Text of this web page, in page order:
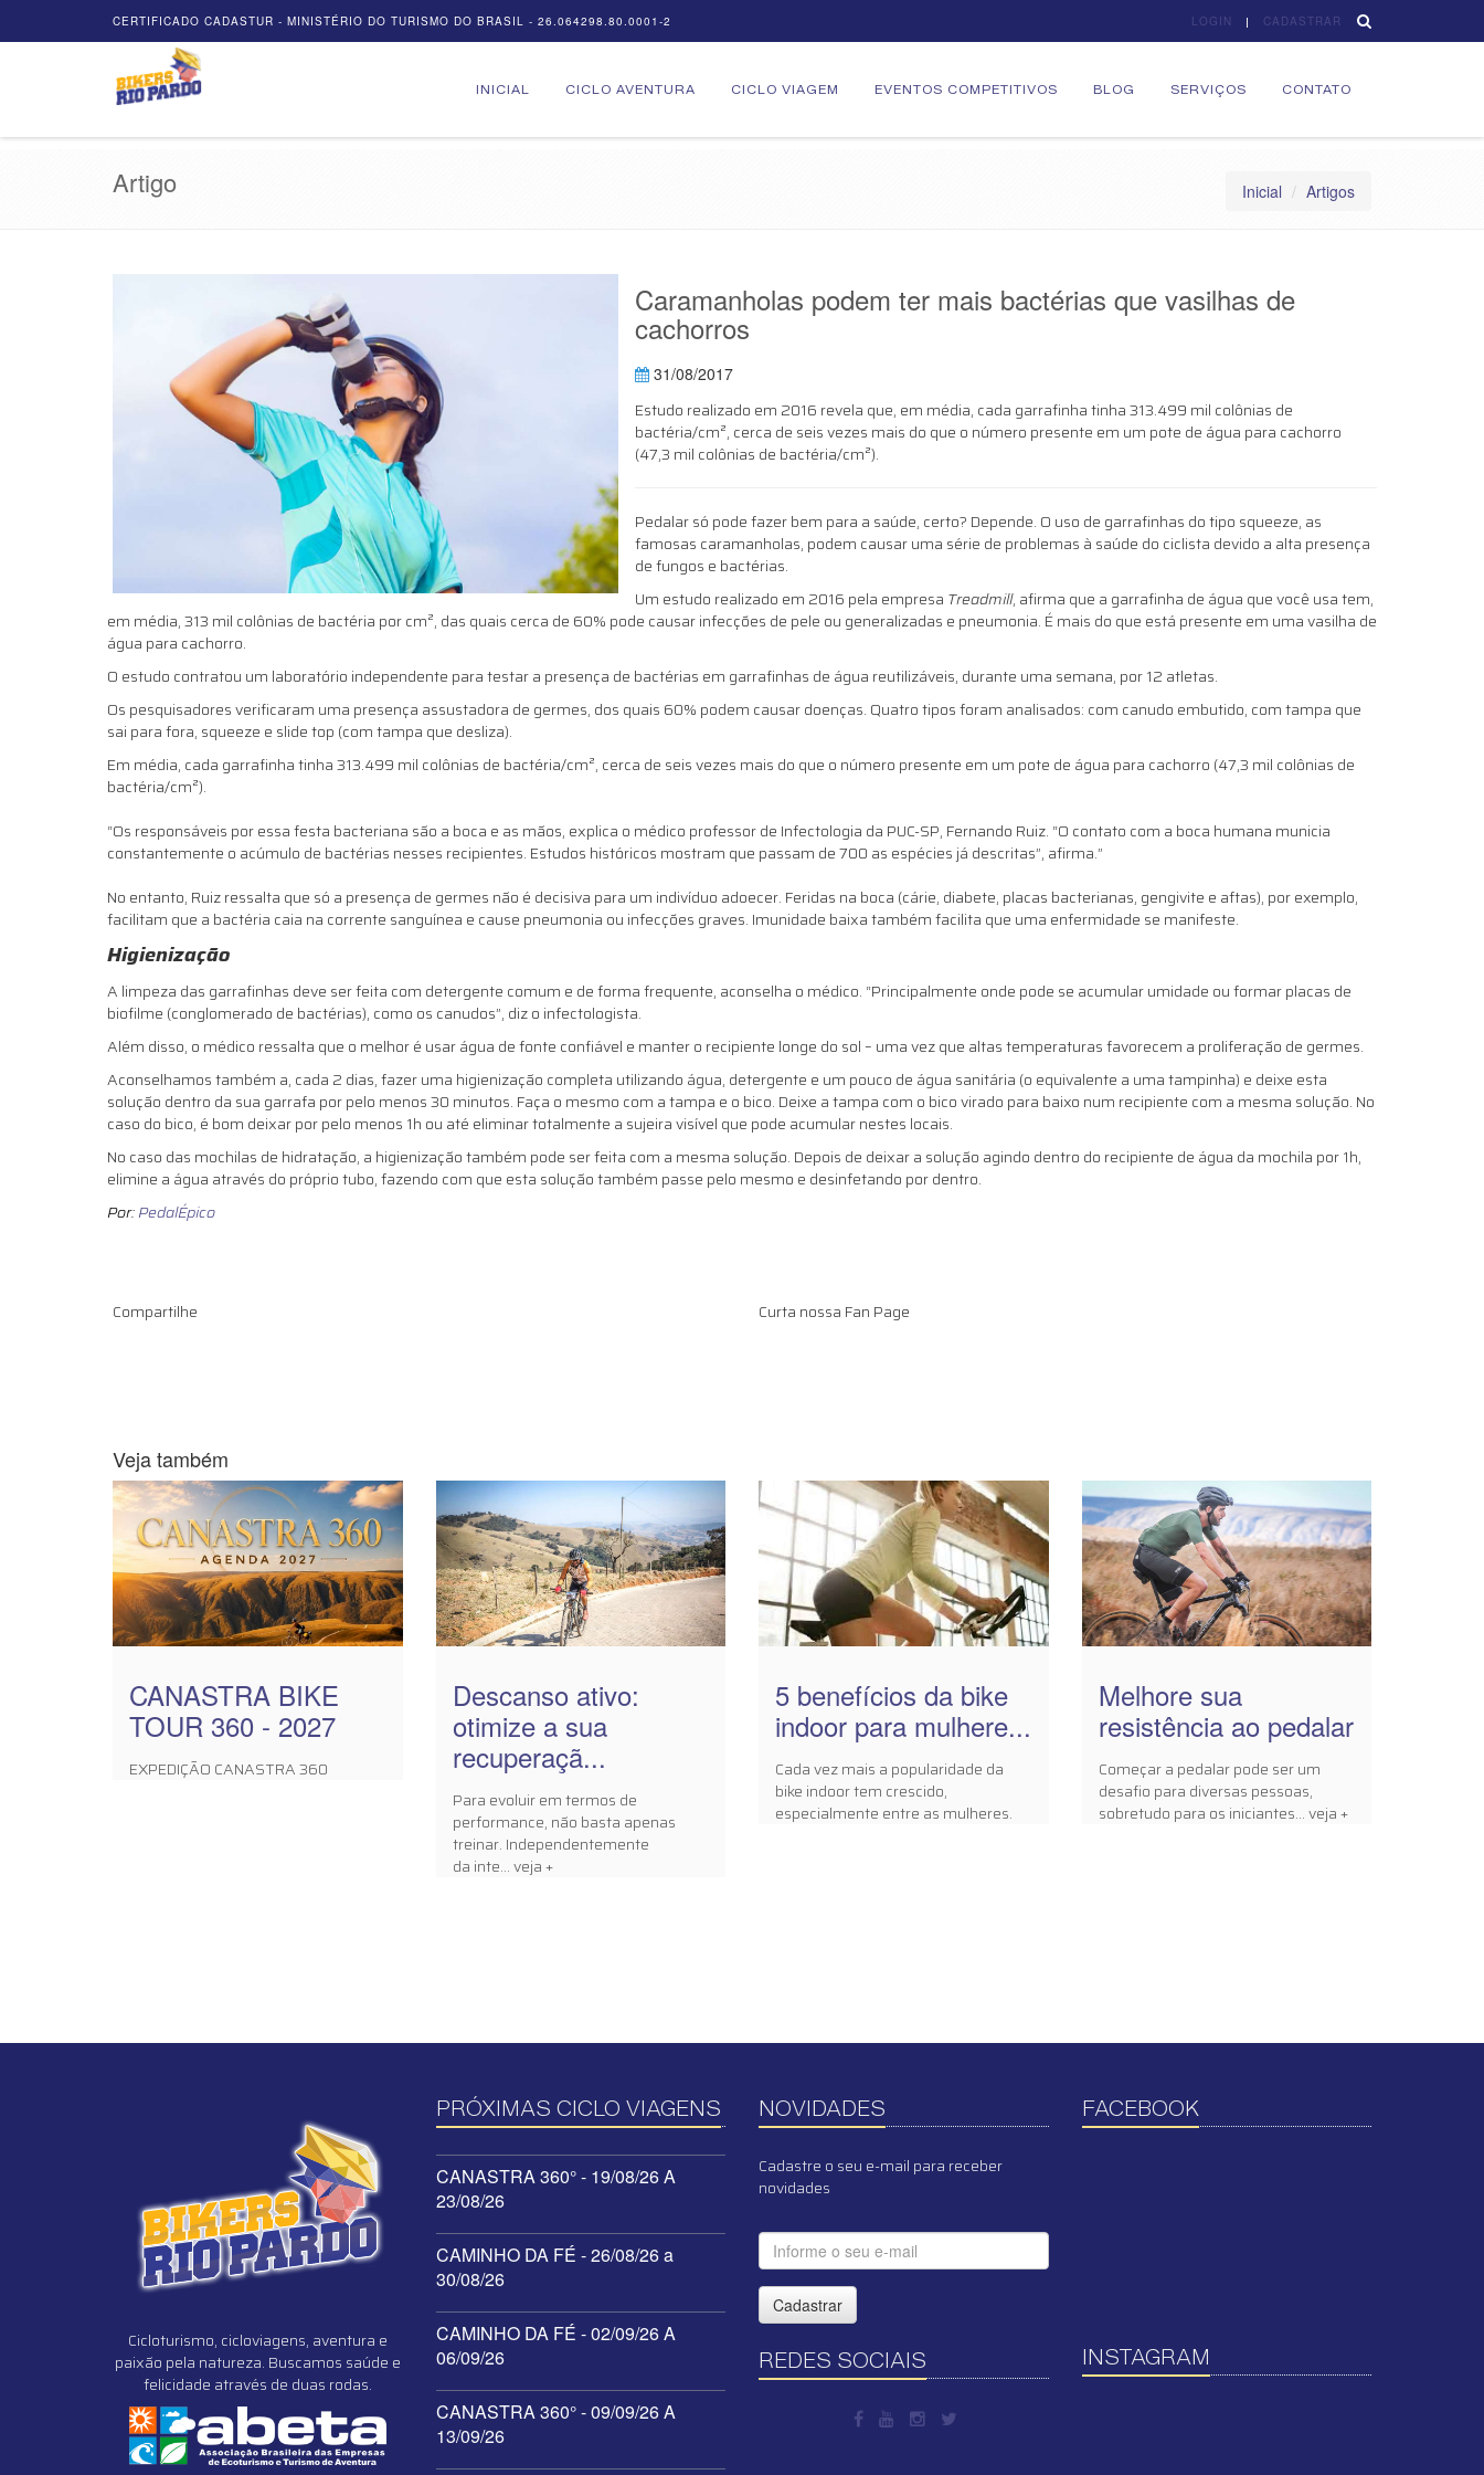
CERTIFICADO CADASTUR - MINISTÉRIO DO TURISMO DO BRASIL - 26.064298.80.0001-2 LOGIN CADASTRAR
INICIAL CICLO AVENTURA CICLO VIAGEM EVENTOS COMPETITIVOS BLOG SERVIÇOS CONTATO
Artigo Inicial Artigos
Caramanholas podem ter mais bactérias que vasilhas de
cachorros
31/08/2017
Estudo realizado em 2016 revela que, em média, cada garrafinha tinha 313.499 mil colônias de
bactéria/cm², cerca de seis vezes mais do que o número presente em um pote de água para cachorro
(47,3 mil colônias de bactéria/cm²).
Pedalar só pode fazer bem para a saúde, certo? Depende. O uso de garrafinhas do tipo squeeze, as
famosas caramanholas, podem causar uma série de problemas à saúde do ciclista devido a alta presença
de fungos e bactérias.
Um estudo realizado em 2016 pela empresa Treadmill, afirma que a garrafinha de água que você usa tem,
em média, 313 mil colônias de bactéria por cm², das quais cerca de 60% pode causar infecções de pele ou generalizadas e pneumonia. É mais do que está presente em uma vasilha de
água para cachorro.
O estudo contratou um laboratório independente para testar a presença de bactérias em garrafinhas de água reutilizáveis, durante uma semana, por 12 atletas.
Os pesquisadores verificaram uma presença assustadora de germes, dos quais 60% podem causar doenças. Quatro tipos foram analisados: com canudo embutido, com tampa que
sai para fora, squeeze e slide top (com tampa que desliza).
Em média, cada garrafinha tinha 313.499 mil colônias de bactéria/cm², cerca de seis vezes mais do que o número presente em um pote de água para cachorro (47,3 mil colônias de
bactéria/cm²).
“Os responsáveis por essa festa bacteriana são a boca e as mãos, explica o médico professor de Infectologia da PUC-SP, Fernando Ruiz. “O contato com a boca humana municia
constantemente o acúmulo de bactérias nesses recipientes. Estudos históricos mostram que passam de 700 as espécies já descritas”, afirma.”
No entanto, Ruiz ressalta que só a presença de germes não é decisiva para um indivíduo adoecer. Feridas na boca (cárie, diabete, placas bacterianas, gengivite e aftas), por exemplo,
facilitam que a bactéria caia na corrente sanguínea e cause pneumonia ou infecções graves. Imunidade baixa também facilita que uma enfermidade se manifeste.
Higienização
A limpeza das garrafinhas deve ser feita com detergente comum e de forma frequente, aconselha o médico. “Principalmente onde pode se acumular umidade ou formar placas de
biofilme (conglomerado de bactérias), como os canudos”, diz o infectologista.
Além disso, o médico ressalta que o melhor é usar água de fonte confiável e manter o recipiente longe do sol – uma vez que altas temperaturas favorecem a proliferação de germes.
Aconselhamos também a, cada 2 dias, fazer uma higienização completa utilizando água, detergente e um pouco de água sanitária (o equivalente a uma tampinha) e deixe esta
solução dentro da sua garrafa por pelo menos 30 minutos. Faça o mesmo com a tampa e o bico. Deixe a tampa com o bico virado para baixo num recipiente com a mesma solução. No
caso do bico, é bom deixar por pelo menos 1h ou até eliminar totalmente a sujeira visível que pode acumular nestes locais.
No caso das mochilas de hidratação, a higienização também pode ser feita com a mesma solução. Depois de deixar a solução agindo dentro do recipiente de água da mochila por 1h,
elimine a água através do próprio tubo, fazendo com que esta solução também passe pelo mesmo e desinfetando por dentro.
Por:PedalÉpico
Compartilhe Curta nossa Fan Page
Veja também
CANASTRA BIKE
TOUR 360 - 2027
EXPEDIÇÃO CANASTRA 360
Descanso ativo:
otimize a sua
recuperaçã...
Para evoluir em termos de
performance, não basta apenas
treinar. Independentemente
da inte... veja +
5 benefícios da bike
indoor para mulhere...
Cada vez mais a popularidade da
bike indoor tem crescido,
especialmente entre as mulheres.
Melhore sua
resistência ao pedalar
Começar a pedalar pode ser um
desafio para diversas pessoas,
sobretudo para os iniciantes... veja +
Cicloturismo, cicloviagens, aventura e
paixão pela natureza. Buscamos saúde e
felicidade através de duas rodas.
PRÓXIMAS CICLO VIAGENS
CANASTRA 360° - 19/08/26 A
23/08/26
CAMINHO DA FÉ - 26/08/26 a
30/08/26
CAMINHO DA FÉ - 02/09/26 A
06/09/26
CANASTRA 360° - 09/09/26 A
13/09/26
NOVIDADES
Cadastre o seu e-mail para receber
novidades
Cadastrar
REDES SOCIAIS
FACEBOOK
INSTAGRAM